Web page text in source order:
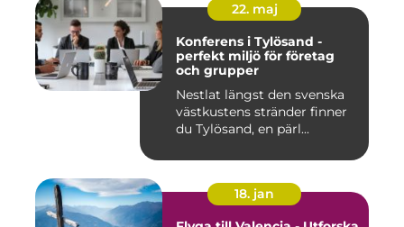
22. maj
Konferens i Tylösand -
perfekt miljö för företag
och grupper
Nestlat längst den svenska
västkustens stränder finner
du Tylösand, en pärl...
18. jan